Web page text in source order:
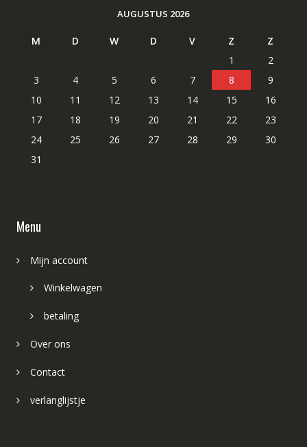
AUGUSTUS 2026
M D W D V Z
Z
1
2
3
4 5 6 7 8
9
10
11 12 13 14 15
16
17
18 19 20 21 22
23
24
25 26 27 28 29
30
31
Menu
Mijn account
Winkelwagen
betaling
Over ons
Contact
verlanglijstje